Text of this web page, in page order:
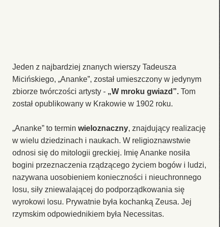
Jeden z najbardziej znanych wierszy Tadeusza
Micińskiego, „Ananke”, został umieszczony w jedynym
zbiorze twórczości artysty - „W mroku gwiazd”. Tom
został opublikowany w Krakowie w 1902 roku.
„Ananke” to termin wieloznaczny, znajdujący realizację
w wielu dziedzinach i naukach. W religioznawstwie
odnosi się do mitologii greckiej. Imię Ananke nosiła
bogini przeznaczenia rządzącego życiem bogów i ludzi,
nazywana uosobieniem konieczności i nieuchronnego
losu, siły zniewalającej do podporządkowania się
wyrokowi losu. Prywatnie była kochanką Zeusa. Jej
rzymskim odpowiednikiem była Necessitas.